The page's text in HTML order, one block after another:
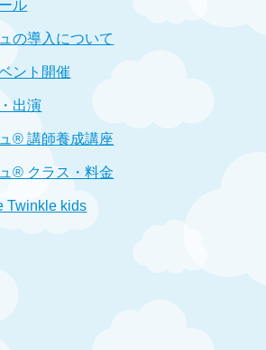
ル
の導入について
ント開催
出演
® 講師養成講座
® クラス・料金
Twinkle kids